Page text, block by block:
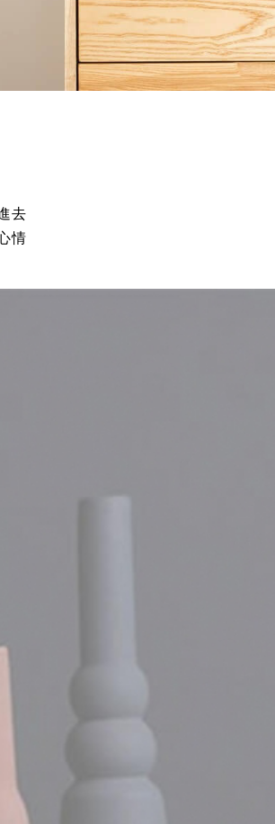
去
情